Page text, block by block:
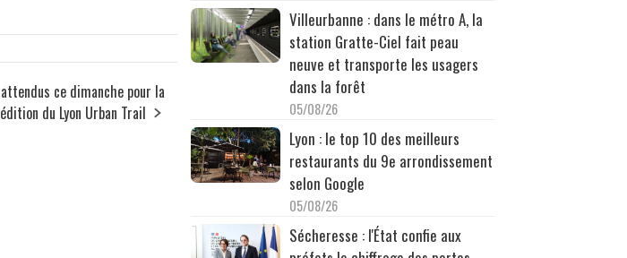
ce dimanche pour la
du Lyon Urban Trail
Villeurbanne : dans le métro A, la
station Gratte-Ciel fait peau
neuve et transporte les usagers
dans la forêt
05/08/26
Lyon : le top 10 des meilleurs
restaurants du 9e arrondissement
selon Google
05/08/26
Sécheresse : l'État confie aux